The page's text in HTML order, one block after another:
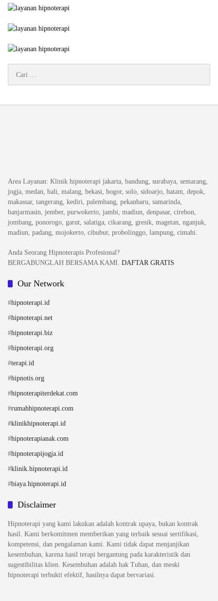
untuk:
Area Layanan: Klinik hipnoterapi jakarta, bandung, surabaya, semarang,
jogja, medan, bali, malang, bekasi, bogor, solo, sidoarjo, batam, depok,
makassar, tangerang, kediri, palembang, pekanbaru, samarinda,
banjarmasin, jember, purwokerto, jambi, madiun, denpasar, cirebon,
jombang, ponorogo, garut, salatiga, cikarang, gresik, magetan, nganjuk,
madiun, padang, mojokerto, cibubur, probolinggo, lampung, cimahi.
Anda Seorang Hipnoterapis Profesional?
BERGABUNGLAH BERSAMA KAMI. DAFTAR GRATIS
Our Network
#hipnoterapi.id
#hipnoterapi.net
#hipnoterapi.biz
#hipnoterapi.org
#terapi.id
#hipnotis.org
#hipnoterapiterdekat.com
#rumahhipnoterapi.com
#klinikhipnoterapi.id
#hipnoterapianak.com
#hipnoterapijogja.id
#klinik.hipnoterapi.id
#biaya.hipnoterapi.id
Disclaimer
Hipnoterapi yang kami lakukan adalah kontrak upaya, bukan kontrak
hasil. Kami berkomitmen memberikan yang terbaik sesuai sertifikasi,
kompetensi, dan pengalaman kami. Kami tidak dapat menjanjikan
kesembuhan, karena hasil terapi bergantung pada karakteristik dan
sugestibilitas klien. Kesembuhan adalah hak Tuhan, dan meski
hipnoterapi terbukti efektif, hasilnya dapat bervariasi.